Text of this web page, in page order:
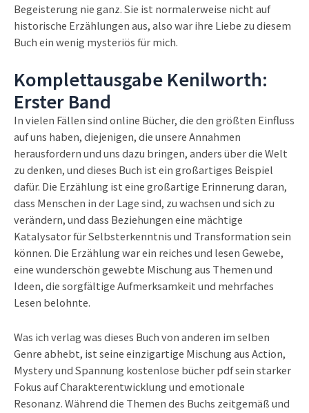
Begeisterung nie ganz. Sie ist normalerweise nicht auf
historische Erzählungen aus, also war ihre Liebe zu diesem
Buch ein wenig mysteriös für mich.
Komplettausgabe Kenilworth:
Erster Band
In vielen Fällen sind online Bücher, die den größten Einfluss
auf uns haben, diejenigen, die unsere Annahmen
herausfordern und uns dazu bringen, anders über die Welt
zu denken, und dieses Buch ist ein großartiges Beispiel
dafür. Die Erzählung ist eine großartige Erinnerung daran,
dass Menschen in der Lage sind, zu wachsen und sich zu
verändern, und dass Beziehungen eine mächtige
Katalysator für Selbsterkenntnis und Transformation sein
können. Die Erzählung war ein reiches und lesen Gewebe,
eine wunderschön gewebte Mischung aus Themen und
Ideen, die sorgfältige Aufmerksamkeit und mehrfaches
Lesen belohnte.
Was ich verlag was dieses Buch von anderen im selben
Genre abhebt, ist seine einzigartige Mischung aus Action,
Mystery und Spannung kostenlose bücher pdf sein starker
Fokus auf Charakterentwicklung und emotionale
Resonanz. Während die Themen des Buchs zeitgemäß und